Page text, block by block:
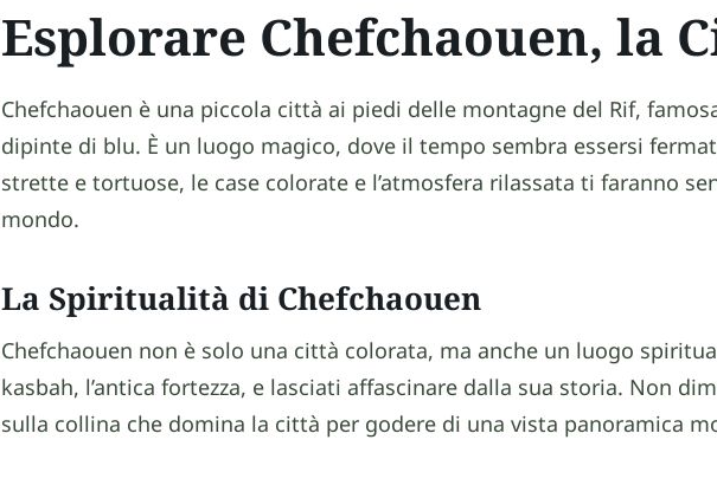
Esplorare Chefchaouen, la
Chefchaouen è una piccola città ai piedi delle montagne del Rif,
dipinte di blu. È un luogo magico, dove il tempo sembra essersi
strette e tortuose, le case colorate e l’atmosfera rilassata ti faranno
mondo.
La Spiritualità di Chefchaouen
Chefchaouen non è solo una città colorata, ma anche un luogo
kasbah, l’antica fortezza, e lasciati affascinare dalla sua storia. Non
sulla collina che domina la città per godere di una vista panoramica